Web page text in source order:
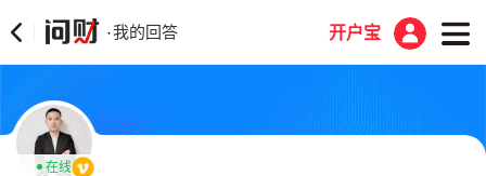
·我的回答 开户宝
在线